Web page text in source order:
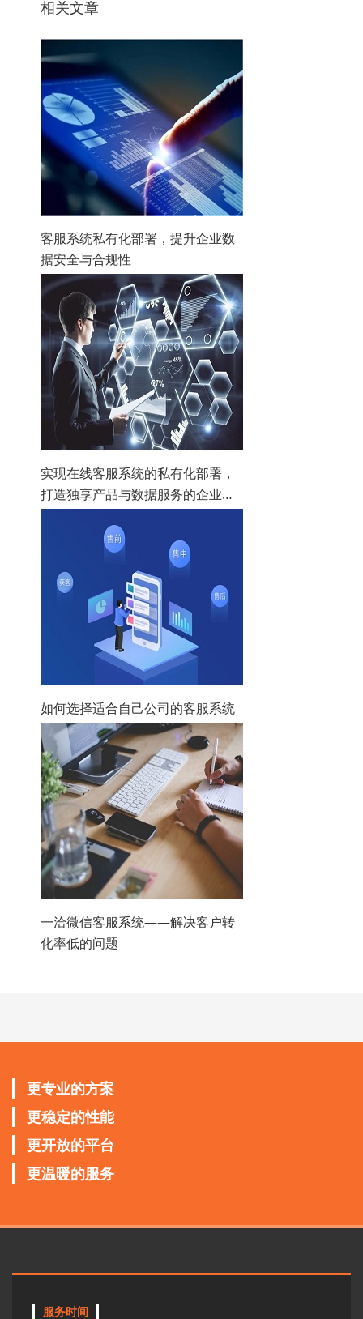
相关文章
客服系统私有化部署，提升企业数
据安全与合规性
实现在线客服系统的私有化部署，
打造独享产品与数据服务的企业方
如何选择适合自己公司的客服系统
一洽微信客服系统——解决客户转
化率低的问题
更专业的方案
更稳定的性能
更开放的平台
更温暖的服务
服务时间